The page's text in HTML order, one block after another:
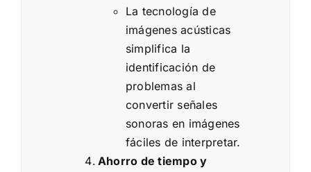
La tecnología de
imágenes acústicas
simplifica la
identificación de
problemas al
convertir señales
sonoras en imágenes
fáciles de interpretar.
Ahorro de tiempo y